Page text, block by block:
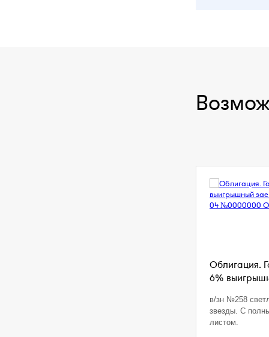
Облигация.
6%
в/зн №258
звезды. С
листом.